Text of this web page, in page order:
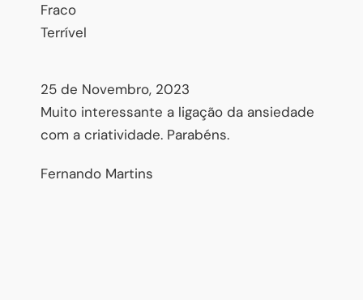
Fraco
Terrível
25 de Novembro, 2023
Muito interessante a ligação da ansiedade
com a criatividade. Parabéns.
Fernando Martins